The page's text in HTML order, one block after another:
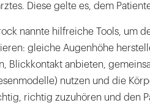
Diese gelte es, dem
nannte hilfreiche Tools, um
gleiche Augenhöhe
Blickkontakt anbieten,
nutzen und die
richtig zuzuhören und den